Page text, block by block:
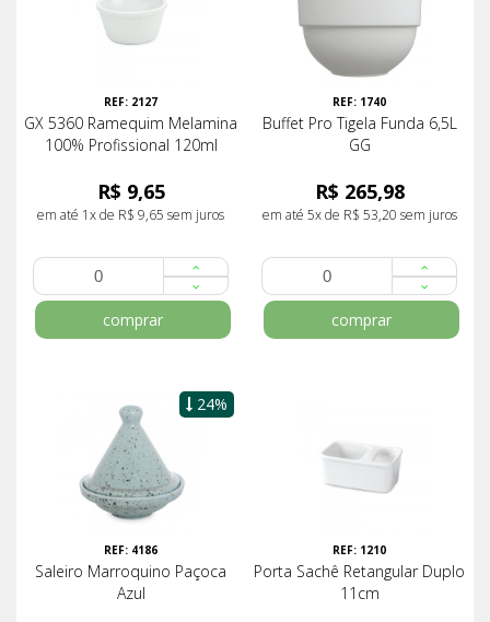
REF: 2127
GX 5360 Ramequim Melamina
100% Profissional 120ml
R$ 9,65
em até 1x de R$ 9,65 sem juros
comprar
REF: 1740
Buffet Pro Tigela Funda 6,5L
GG
R$ 265,98
em até 5x de R$ 53,20 sem juros
comprar
24%
REF: 4186
Saleiro Marroquino Paçoca
Azul
REF: 1210
Porta Sachê Retangular Duplo
11cm